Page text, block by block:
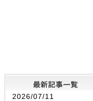
2026/07/11